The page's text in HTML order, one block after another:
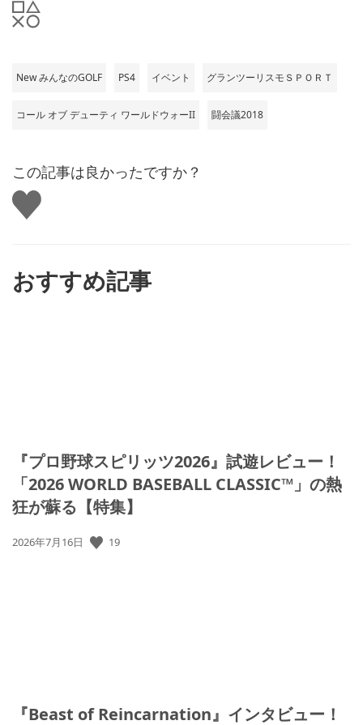
New みんなのGOLF PS4 イベント グランツーリスモＳＰＯＲＴ
コール オブ デューティ ワールドウォーII 闘会議2018
この記事は良かったですか？
い
い
おすすめ記事
『プロ野球スピリッツ2026』試遊レビュー！
「2026 WORLD BASEBALL CLASSIC™」の熱
狂が蘇る【特集】
公
2026年7月16日 19
『Beast of Reincarnation』インタビュー！